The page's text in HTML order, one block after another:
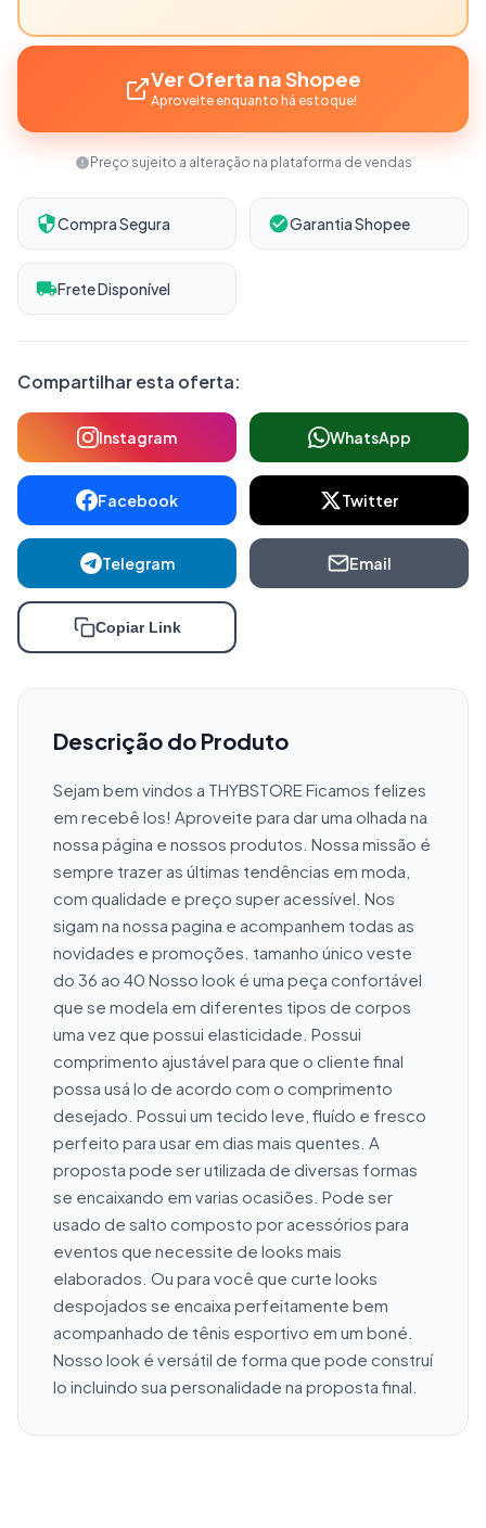
Ver Oferta na Shopee
Aproveite enquanto há estoque!
Preço sujeito a alteração na plataforma de vendas
Compra Segura Garantia Shopee
Frete Disponível
Compartilhar esta oferta:
Instagram WhatsApp
Facebook Twitter
Telegram Email
Copiar Link
Descrição do Produto
Sejam bem vindos a THYBSTORE Ficamos felizes
em recebê los! Aproveite para dar uma olhada na
nossa página e nossos produtos. Nossa missão é
sempre trazer as últimas tendências em moda,
com qualidade e preço super acessível. Nos
sigam na nossa pagina e acompanhem todas as
novidades e promoções. tamanho único veste
do 36 ao 40 Nosso look é uma peça confortável
que se modela em diferentes tipos de corpos
uma vez que possui elasticidade. Possui
comprimento ajustável para que o cliente final
possa usá lo de acordo com o comprimento
desejado. Possui um tecido leve, fluído e fresco
perfeito para usar em dias mais quentes. A
proposta pode ser utilizada de diversas formas
se encaixando em varias ocasiões. Pode ser
usado de salto composto por acessórios para
eventos que necessite de looks mais
elaborados. Ou para você que curte looks
despojados se encaixa perfeitamente bem
acompanhado de tênis esportivo em um boné.
Nosso look é versátil de forma que pode construí
lo incluindo sua personalidade na proposta final.